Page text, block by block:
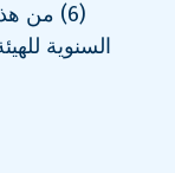
(6) من
السنوية